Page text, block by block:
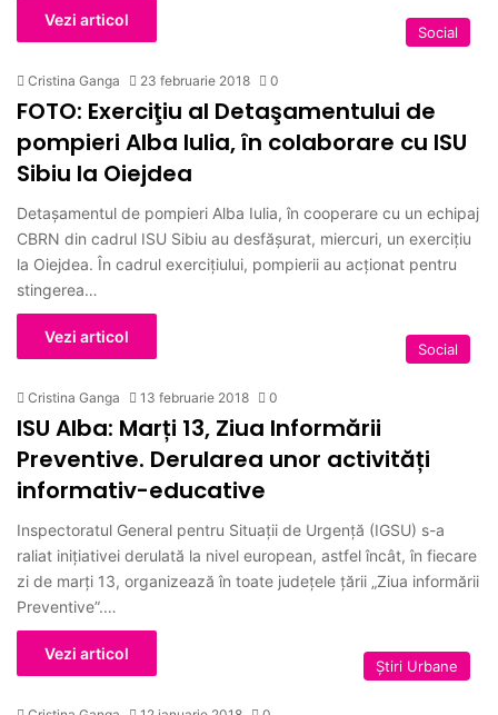
Vezi articol
Social
Cristina Ganga 23 februarie 2018 0
FOTO: Exerciţiu al Detaşamentului de
pompieri Alba Iulia, în colaborare cu ISU
Sibiu la Oiejdea
Detaşamentul de pompieri Alba Iulia, în cooperare cu un echipaj
CBRN din cadrul ISU Sibiu au desfăşurat, miercuri, un exercițiu
la Oiejdea. În cadrul exerciţiului, pompierii au acţionat pentru
stingerea…
Vezi articol
Social
Cristina Ganga 13 februarie 2018 0
ISU Alba: Marți 13, Ziua Informării
Preventive. Derularea unor activități
informativ-educative
Inspectoratul General pentru Situaţii de Urgenţă (IGSU) s-a
raliat iniţiativei derulată la nivel european, astfel încât, în fiecare
zi de marţi 13, organizează în toate judeţele ţării „Ziua informării
Preventive”.…
Vezi articol
Ştiri Urbane